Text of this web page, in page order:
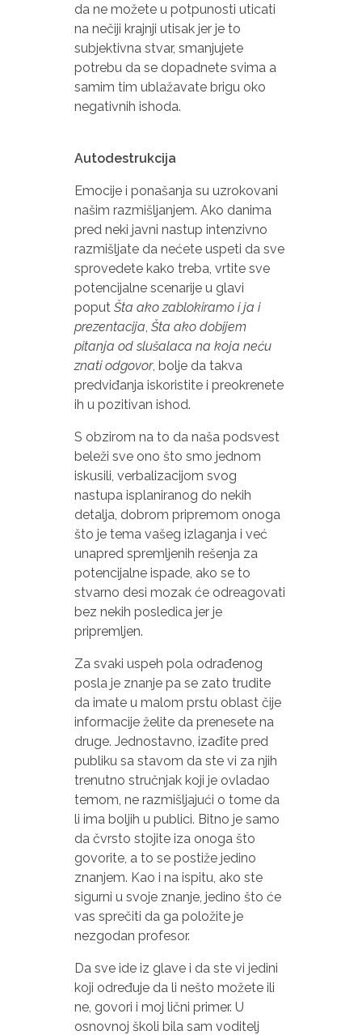
da ne možete u potpunosti uticati
na nečiji krajnji utisak jer je to
subjektivna stvar, smanjujete
potrebu da se dopadnete svima a
samim tim ublažavate brigu oko
negativnih ishoda.
Autodestrukcija
Emocije i ponašanja su uzrokovani
našim razmišljanjem. Ako danima
pred neki javni nastup intenzivno
razmišljate da nećete uspeti da sve
sprovedete kako treba, vrtite sve
potencijalne scenarije u glavi
poput Šta ako zablokiramo i ja i
prezentacija, Šta ako dobijem
pitanja od slušalaca na koja neću
znati odgovor, bolje da takva
predviđanja iskoristite i preokrenete
ih u pozitivan ishod.
S obzirom na to da naša podsvest
beleži sve ono što smo jednom
iskusili, verbalizacijom svog
nastupa isplaniranog do nekih
detalja, dobrom pripremom onoga
što je tema vašeg izlaganja i već
unapred spremljenih rešenja za
potencijalne ispade, ako se to
stvarno desi mozak će odreagovati
bez nekih posledica jer je
pripremljen.
Za svaki uspeh pola odrađenog
posla je znanje pa se zato trudite
da imate u malom prstu oblast čije
informacije želite da prenesete na
druge. Jednostavno, izađite pred
publiku sa stavom da ste vi za njih
trenutno stručnjak koji je ovladao
temom, ne razmišljajući o tome da
li ima boljih u publici. Bitno je samo
da čvrsto stojite iza onoga što
govorite, a to se postiže jedino
znanjem. Kao i na ispitu, ako ste
sigurni u svoje znanje, jedino što će
vas sprečiti da ga položite je
nezgodan profesor.
Da sve ide iz glave i da ste vi jedini
koji određuje da li nešto možete ili
ne, govori i moj lični primer. U
osnovnoj školi bila sam voditelj